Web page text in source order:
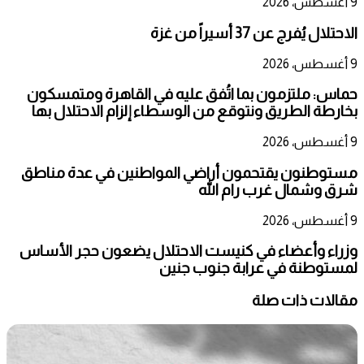
الاحتلال يُفرج عن 37 أسيراً من غزة
9 أغسطس، 2026
حماس: ملتزمون بما اتُفق عليه في القاهرة ومتمسكون
بخارطة الطريق ونتوقع من الوسطاء إلزام الاحتلال بها
9 أغسطس، 2026
مستوطنون يقتحمون أراضي المواطنين في عدة مناطق
شرق وشمال غرب رام الله
9 أغسطس، 2026
وزراء وأعضاء في كنيست الاحتلال يضعون حجر الأساس
لمستوطنة في عرابة جنوب جنين
مقالات ذات صلة